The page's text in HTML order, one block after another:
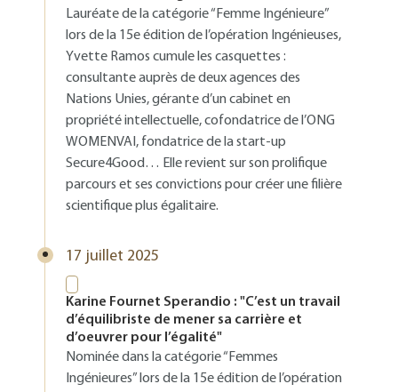
Lauréate de la catégorie “Femme Ingénieure”
lors de la 15e édition de l’opération Ingénieuses,
Yvette Ramos cumule les casquettes :
consultante auprès de deux agences des
Nations Unies, gérante d’un cabinet en
propriété intellectuelle, cofondatrice de l’ONG
WOMENVAI, fondatrice de la start-up
Secure4Good… Elle revient sur son prolifique
parcours et ses convictions pour créer une filière
scientifique plus égalitaire.
17 juillet 2025
Karine Fournet Sperandio : "C’est un travail
d’équilibriste de mener sa carrière et
d’oeuvrer pour l’égalité"
Nominée dans la catégorie “Femmes
Ingénieures” lors de la 15e édition de l’opération